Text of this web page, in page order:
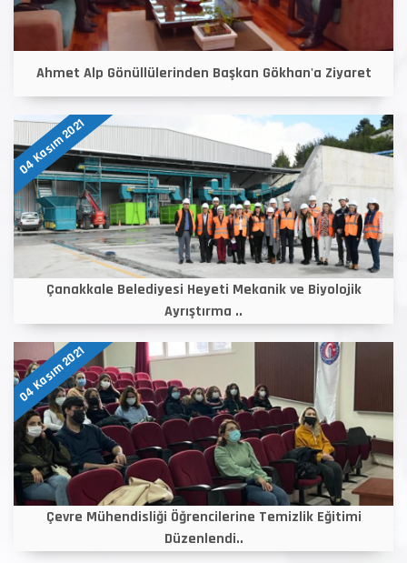
Ahmet Alp Gönüllülerinden Başkan Gökhan'a Ziyaret
04 Kasım 2021
Çanakkale Belediyesi Heyeti Mekanik ve Biyolojik
Ayrıştırma ..
04 Kasım 2021
Çevre Mühendisliği Öğrencilerine Temizlik Eğitimi
Düzenlendi..